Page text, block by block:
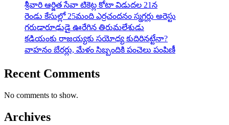
శ్రీవారి ఆర్జిత సేవా టికెట్ల కోటా విడుదల 21న
రెండు కేసుల్లో 25మంది ఎర్రచందనం స్మగ్లర్లు అరెస్టు
గరుడారూఢుడై ఊరేగిన తిరుమలేశుడు
కడియంకు రాజయ్యకు సయోధ్య కుదిరినట్టేనా?
వాహ‌నం బేర‌ర్లు, మేళం సిబ్బందికి పంచెలు పంపిణీ
Recent Comments
No comments to show.
Archives